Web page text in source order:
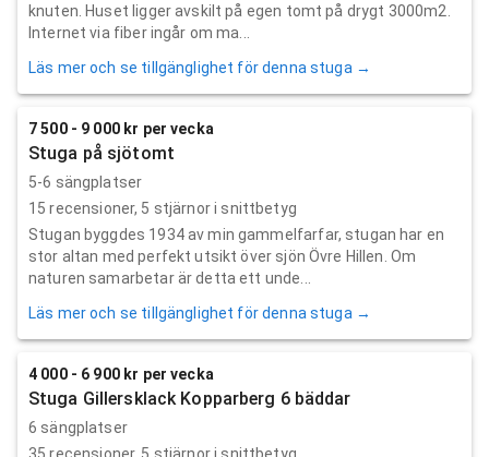
knuten. Huset ligger avskilt på egen tomt på drygt 3000m2.
Internet via fiber ingår om ma...
Läs mer och se tillgänglighet för denna stuga →
7 500 - 9 000 kr per vecka
Stuga på sjötomt
5-6 sängplatser
15 recensioner, 5 stjärnor i snittbetyg
Stugan byggdes 1934 av min gammelfarfar, stugan har en
stor altan med perfekt utsikt över sjön Övre Hillen. Om
naturen samarbetar är detta ett unde...
Läs mer och se tillgänglighet för denna stuga →
4 000 - 6 900 kr per vecka
Stuga Gillersklack Kopparberg 6 bäddar
6 sängplatser
35 recensioner, 5 stjärnor i snittbetyg